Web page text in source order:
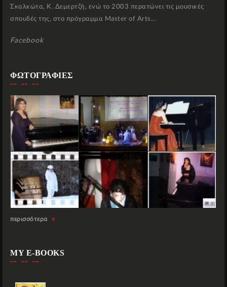
Σκαλκώτα, Κ. Δεμερτζή, ενώ το 2003 περατώνει τις μουσικές
σπουδές της, στο πρόγραμμα Master of Arts...
Facebook
ΦΩΤΟΓΡΑΦΙΕΣ
περισσότερα
MY E-BOOKS